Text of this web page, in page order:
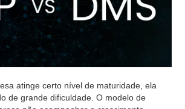
atinge certo nível de maturidade, ela
de grande dificuldade. O modelo de